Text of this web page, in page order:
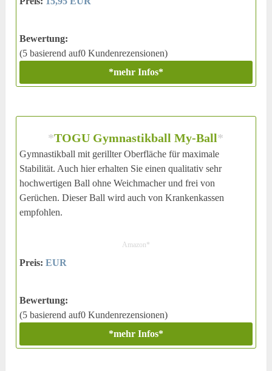
Bewertung:
(5 basierend auf0 Kundenrezensionen)
*mehr Infos*
*TOGU Gymnastikball My-Ball*
Gymnastikball mit gerillter Oberfläche für maximale
Stabilität. Auch hier erhalten Sie einen qualitativ sehr
hochwertigen Ball ohne Weichmacher und frei von
Gerüchen. Dieser Ball wird auch von Krankenkassen
empfohlen.
Amazon*
Preis: EUR
Bewertung:
(5 basierend auf0 Kundenrezensionen)
*mehr Infos*